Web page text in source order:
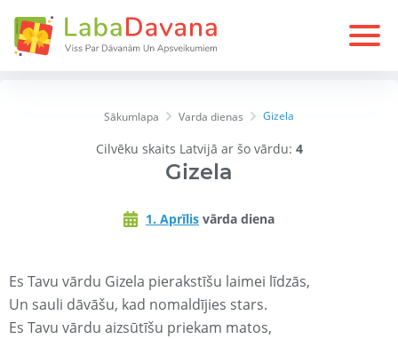
Sākumlapa Varda dienas Gizela
Cilvēku skaits Latvijā ar šo vārdu: 4
Gizela
1. Aprīlis vārda diena
Es Tavu vārdu Gizela pierakstīšu laimei līdzās,
Un sauli dāvāšu, kad nomaldījies stars.
Es Tavu vārdu aizsūtīšu priekam matos,